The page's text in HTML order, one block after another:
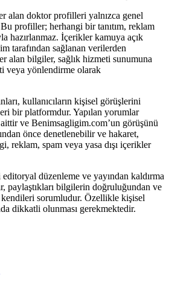
alan doktor profilleri yalnızca genel
profiller; herhangi bir tanıtım, reklam
hazırlanmaz. İçerikler kamuya açık
tarafından sağlanan verilerden
alan bilgiler, sağlık hizmeti sunumuna
veya yönlendirme olarak
kullanıcıların kişisel görüşlerini
bir platformdur. Yapılan yorumlar
ve Benimsagligim.com’un görüşünü
önce denetlenebilir ve hakaret,
reklam, spam veya yasa dışı içerikler
düzenleme ve yayından kaldırma
paylaştıkları bilgilerin doğruluğundan ve
sorumludur. Özellikle kişisel
dikkatli olunması gerekmektedir.